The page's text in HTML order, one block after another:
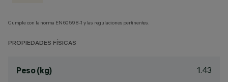
Cumple con la norma EN60598-1 y las regulaciones pertinentes.
PROPIEDADES FÍSICAS
Peso (kg) 1.43